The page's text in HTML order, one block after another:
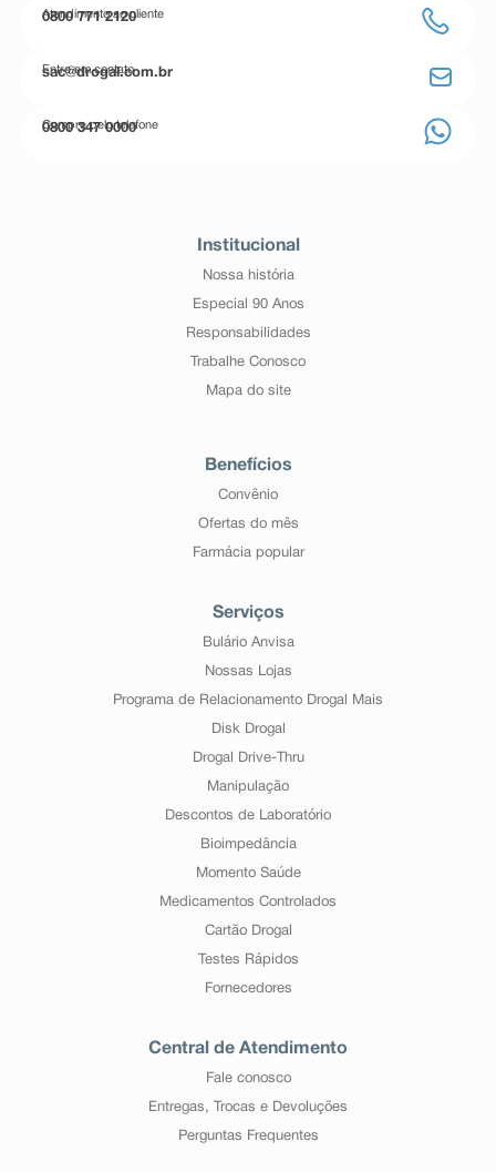
Atendimento ao cliente
0800 771 2120
Entre em contato
sac@drogal.com.br
Compre pelo telefone
0800 347 0000
Institucional
Nossa história
Especial 90 Anos
Responsabilidades
Trabalhe Conosco
Mapa do site
Benefícios
Convênio
Ofertas do mês
Farmácia popular
Serviços
Bulário Anvisa
Nossas Lojas
Programa de Relacionamento Drogal Mais
Disk Drogal
Drogal Drive-Thru
Manipulação
Descontos de Laboratório
Bioimpedância
Momento Saúde
Medicamentos Controlados
Cartão Drogal
Testes Rápidos
Fornecedores
Central de Atendimento
Fale conosco
Entregas, Trocas e Devoluções
Perguntas Frequentes